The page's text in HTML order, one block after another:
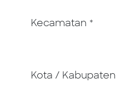
Kecamatan *
Kota / Kabupaten